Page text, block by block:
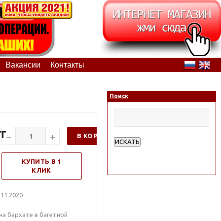
Вакансии Контакты
В КОРЗИНУ
КУПИТЬ В 1
КЛИК
бархате в багетной
Поиск
ИСКАТЬ